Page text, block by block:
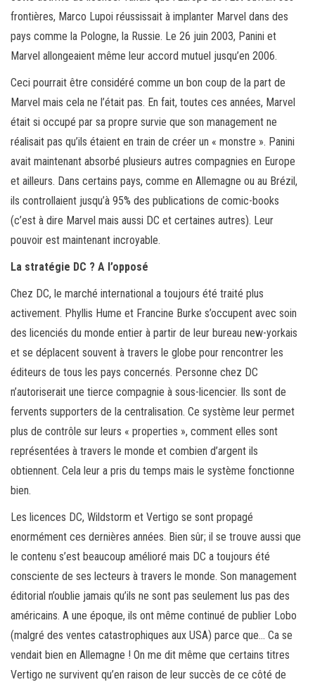
frontières, Marco Lupoi réussissait à implanter Marvel dans des
pays comme la Pologne, la Russie. Le 26 juin 2003, Panini et
Marvel allongeaient même leur accord mutuel jusqu’en 2006.
Ceci pourrait être considéré comme un bon coup de la part de
Marvel mais cela ne l’était pas. En fait, toutes ces années, Marvel
était si occupé par sa propre survie que son management ne
réalisait pas qu’ils étaient en train de créer un « monstre ». Panini
avait maintenant absorbé plusieurs autres compagnies en Europe
et ailleurs. Dans certains pays, comme en Allemagne ou au Brézil,
ils controllaient jusqu’à 95% des publications de comic-books
(c’est à dire Marvel mais aussi DC et certaines autres). Leur
pouvoir est maintenant incroyable.
La stratégie DC ? A l’opposé
Chez DC, le marché international a toujours été traité plus
activement. Phyllis Hume et Francine Burke s’occupent avec soin
des licenciés du monde entier à partir de leur bureau new-yorkais
et se déplacent souvent à travers le globe pour rencontrer les
éditeurs de tous les pays concernés. Personne chez DC
n’autoriserait une tierce compagnie à sous-licencier. Ils sont de
fervents supporters de la centralisation. Ce système leur permet
plus de contrôle sur leurs « properties », comment elles sont
représentées à travers le monde et combien d’argent ils
obtiennent. Cela leur a pris du temps mais le système fonctionne
bien.
Les licences DC, Wildstorm et Vertigo se sont propagé
enormément ces dernières années. Bien sûr; il se trouve aussi que
le contenu s’est beaucoup amélioré mais DC a toujours été
consciente de ses lecteurs à travers le monde. Son management
éditorial n’oublie jamais qu’ils ne sont pas seulement lus pas des
américains. A une époque, ils ont même continué de publier Lobo
(malgré des ventes catastrophiques aux USA) parce que… Ca se
vendait bien en Allemagne ! On me dit même que certains titres
Vertigo ne survivent qu’en raison de leur succès de ce côté de